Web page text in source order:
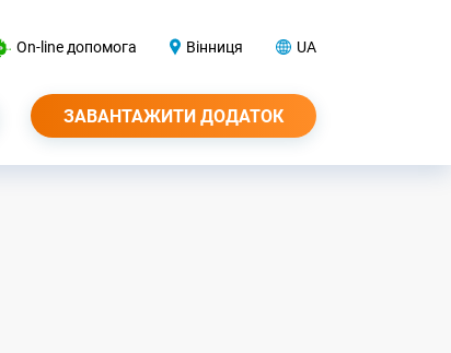
On-line допомога Вінниця UA
ЗАВАНТАЖИТИ ДОДАТОК